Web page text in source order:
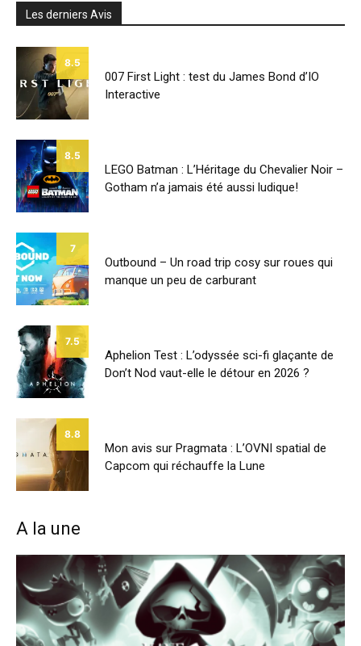
Les derniers Avis
8.5
007 First Light : test du James Bond d’IO
Interactive
8.5
LEGO Batman : L’Héritage du Chevalier Noir –
Gotham n’a jamais été aussi ludique!
7
Outbound – Un road trip cosy sur roues qui
manque un peu de carburant
7.5
Aphelion Test : L’odyssée sci-fi glaçante de
Don’t Nod vaut-elle le détour en 2026 ?
8.8
Mon avis sur Pragmata : L’OVNI spatial de
Capcom qui réchauffe la Lune
A la une